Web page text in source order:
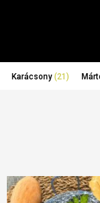
Karácsony (21)